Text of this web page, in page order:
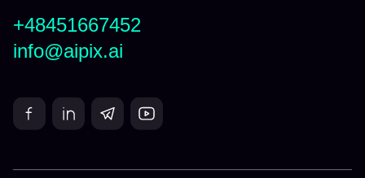
+48451667452
info@aipix.ai